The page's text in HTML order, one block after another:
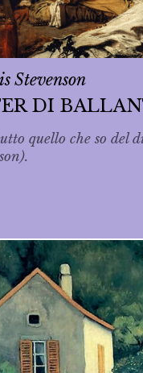
Stevenson
DI
quello che so del